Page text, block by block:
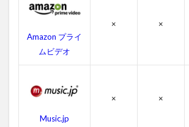
替え
動画
3
ー
の
Amazon プライ
ムビデオ
× ×
Music.jp
× ×